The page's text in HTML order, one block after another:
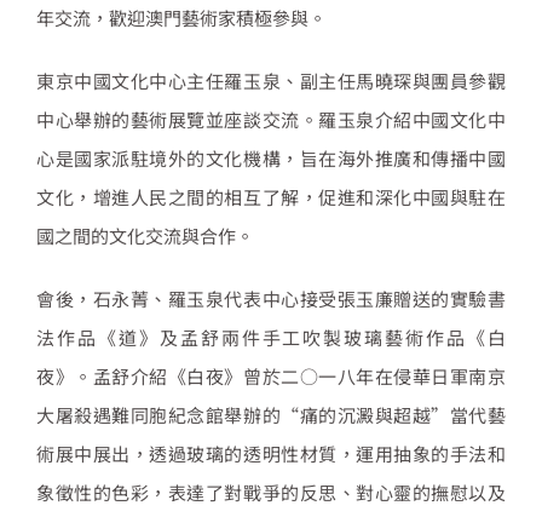
年交流，歡迎澳門藝術家積極參與。
東京中國文化中心主任羅玉泉、副主任馬曉琛與團員參觀
中心舉辦的藝術展覽並座談交流。羅玉泉介紹中國文化中
心是國家派駐境外的文化機構，旨在海外推廣和傳播中國
文化，增進人民之間的相互了解，促進和深化中國與駐在
國之間的文化交流與合作。
會後，石永菁、羅玉泉代表中心接受張玉廉贈送的實驗書
法作品《道》及孟舒兩件手工吹製玻璃藝術作品《白
夜》。孟舒介紹《白夜》曾於二○一八年在侵華日軍南京
大屠殺遇難同胞紀念館舉辦的“痛的沉澱與超越”當代藝
術展中展出，透過玻璃的透明性材質，運用抽象的手法和
象徵性的色彩，表達了對戰爭的反思、對心靈的撫慰以及